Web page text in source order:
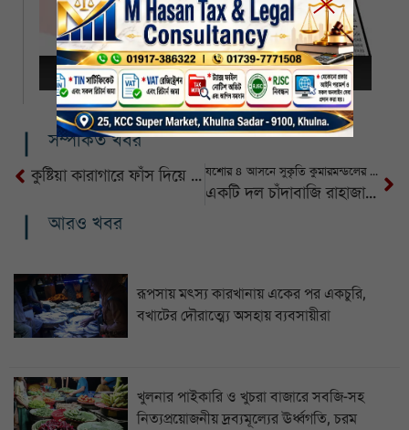
সম্পর্কিত খবর
কুষ্টিয়া কারাগারে ফাঁস দিয়ে হাজতির আত্মহত্যা যশোর ৪ আসনে সুকৃতি কুমারমন্ডলের নির্বাচনী ইশতেহার ঘোষণা
একটি দল চাঁদাবাজি রাহাজানিতে আমাদের জীবন দূর্বিসহ করে তুলেছে
আরও খবর
রূপসায় মৎস্য কারখানায় একের পর একচুরি,
বখাটের দৌরাত্ম্যে অসহায় ব্যবসায়ীরা
খুলনার পাইকারি ও খুচরা বাজারে সবজি-সহ
নিত্যপ্রয়োজনীয় দ্রব্যমূল্যের ঊর্ধ্বগতি, চরম